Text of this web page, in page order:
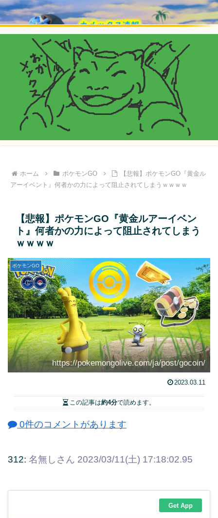
ホーム ポケモンGO
【悲報】ポケモンGO『黄金ル
アーイベント』何者かの力によって阻止されてしまうｗｗｗｗ
【悲報】ポケモンGO『黄金ルアーイベン
ト』何者かの力によって阻止されてしまう
ｗｗｗｗ
ポケモンGO
https://pokemongolive.com/ja/post/gocoin/
2023.03.11
この記事は約4分で読めます。
0件のコメントがあります
312: 名無しさん 2023/03/11(土) 17:18:02.95